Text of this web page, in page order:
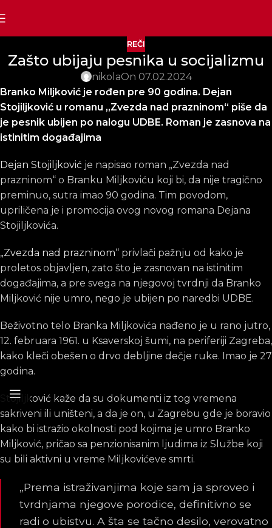
REČI
Zašto ubijaju pesnika u socijalizmu
nikolaOn 07.02.2024
Branko Miljković je rođen pre 90 godina. Dejan
Stojiljković u romanu „Zvezda nad prazninom“ piše da
je pesnik ubijen po nalogu UDBE. Roman je zasnova na
istinitim događajima
Dejan Stojiljković je napisao roman „Zvezda nad
prazninom“ o Branku Miljkoviću koji bi, da nije tragično
preminuo, sutra imao 90 godina. Tim povodom,
upriličena je i promocija ovog novog romana Dejana
Stojiljkovića.
„Zvezda nad prazninom“ privlači pažnju od kako je
proletos objavljen, zato što je zasnovan na istinitim
događajima, a pre svega na njegovoj tvrdnji da Branko
Miljković nije umro, nego je ubijen po naredbi UDBE.
Beživotno telo Branka Miljkovića nađeno je u rano jutro,
12. februara 1961. u Ksaverskoj šumi, na periferiji Zagreba,
kako kleči obešen o drvo debljine dečje ruke. Imao je 27
godina.
Stojiljković kaže da su dokumenti iz tog vremena
sakriveni ili uništeni, a da je on, u Zagrebu gde je boravio
kako bi istražio okolnosti pod kojima je umro Branko
Miljković, pričao sa penzionisanim ljudima iz Službe koji
su bili aktivni u vreme Miljkovićeve smrti.
„Prema istraživanjima koje sam ja sproveo i
tvrdnjama njegove porodice, definitivno se
radi o ubistvu. A šta se tačno desilo, verovatno